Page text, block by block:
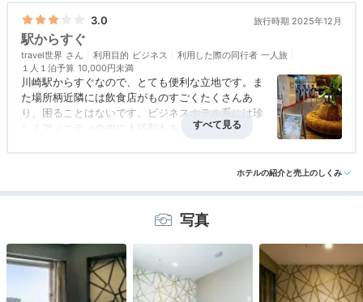
3.0 旅行時期 2025年12月
駅からすぐ
travel世界 利用目的 ビジネス 利用した際の同行者 一人旅
１人１泊予算 10,000円未満
川崎駅からすぐなので、とても便利な立地です。ま
た場所柄近隣には飲食店がものすごくたくさんあ
り、困ることはないです。ビジネスホテル系には珍
しくアメニティの中に入浴剤もあり、バスでゆっく
ベッドなので、疲れた後の睡眠も快適です。スマホ
がカードキーかわりになるので、キーの紛失の心配
アクセス 3.5 コスパ 3.0 客室 3.0 接客対応 3.0 風呂 3.0
ホテルの紹介と売上のしくみ
写真